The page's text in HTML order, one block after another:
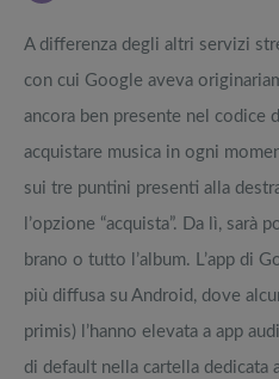
A differenza degli altri servizi
con cui Google aveva
ancora ben presente nel codice
acquistare musica in ogni
sui tre puntini presenti alla
l’opzione “acquista”. Da lì,
brano o tutto l’album. L’app di
più diffusa su Android, dove
primis) l’hanno elevata a app
di default nella cartella dedicata